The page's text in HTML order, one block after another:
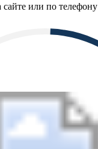
сайте или по телефону